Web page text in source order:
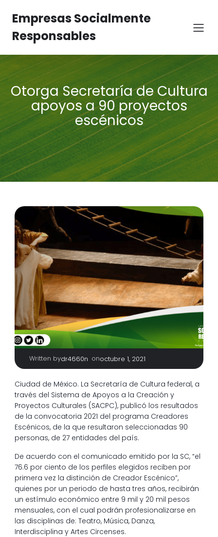
Empresas Socialmente
Responsables
Otorga Secretaría de Cultura
apoyos a 90 proyectos
escénicos
Written bydr4660n onoctubre 1, 2021
Ciudad de México. La Secretaría de Cultura federal, a
través del Sistema de Apoyos a la Creación y
Proyectos Culturales (SACPC), publicó los resultados
de la convocatoria 2021 del programa Creadores
Escénicos, de la que resultaron seleccionadas 90
personas, de 27 entidades del país.
De acuerdo con el comunicado emitido por la SC, “el
76.6 por ciento de los perfiles elegidos reciben por
primera vez la distinción de Creador Escénico”,
quienes por un periodo de hasta tres años, recibirán
un estímulo económico entre 9 mil y 20 mil pesos
mensuales, con el cual podrán profesionalizarse en
las disciplinas de: Teatro, Música, Danza,
Interdisciplina y Artes Circenses.